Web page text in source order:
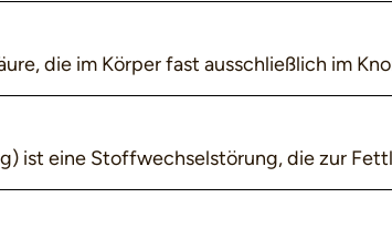
die im Körper fast ausschließlich im
ist eine Stoffwechselstörung, die zur